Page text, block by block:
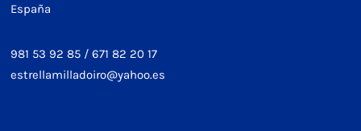
España
981 53 92 85 /671 82 20 17
estrellamilladoiro@yahoo.es